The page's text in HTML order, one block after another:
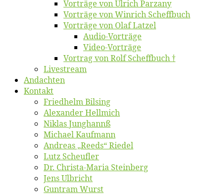
Vor­trä­ge von Ul­rich Parzany
Vor­trä­ge von Win­rich Scheffbuch
Vor­trä­ge von Olaf Latzel
Au­dio-Vor­trä­ge
Vi­deo-Vor­trä­ge
Vor­trag von Rolf Scheffbuch †
Live­stream
An­dach­ten
Kon­takt
Fried­helm Bilsing
Alex­an­der Hellmich
Ni­klas Junghannß
Mi­cha­el Kaufmann
An­dre­as „Reeds“ Riedel
Lutz Scheuf­ler
Dr. Chris­­ta-Ma­ria Steinberg
Jens Ulb­richt
Gun­tram Wurst